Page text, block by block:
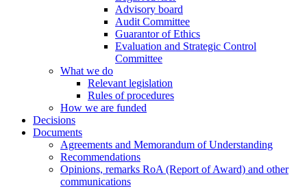
Advisory board
Audit Committee
Guarantor of Ethics
Evaluation and Strategic Control
Committee
What we do
Relevant legislation
Rules of procedures
How we are funded
Decisions
Documents
Agreements and Memorandum of Understanding
Recommendations
Opinions, remarks RoA (Report of Award) and other
communications